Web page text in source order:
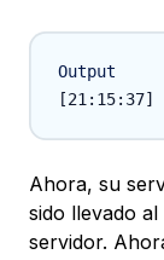
Output
Ahora, su
sido llevado
servidor.